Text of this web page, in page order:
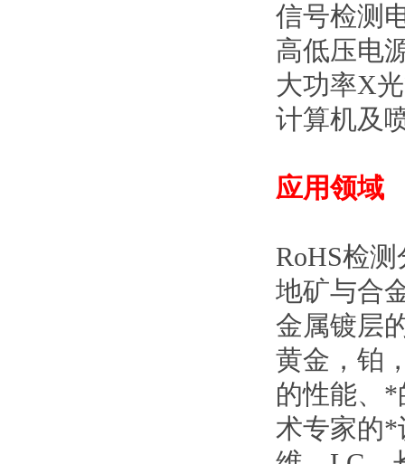
信号检测
高低压电
大功率X
计算机及
应用领域
RoHS检测
地矿与合
金属镀层
黄金，铂
的性能、*
术专家的*